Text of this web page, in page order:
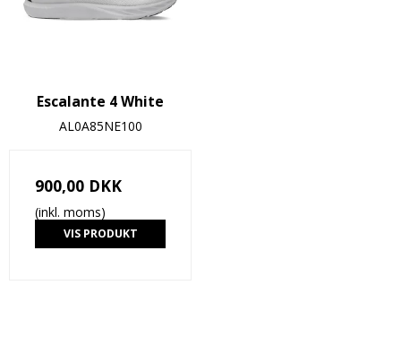
Escalante 4 White
AL0A85NE100
900,00 DKK
(inkl. moms)
VIS PRODUKT